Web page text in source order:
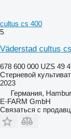
cultus cs 400
5
Väderstad cultus
678 600 000 UZS 49
Стерневой
2023
Германия,
E-FARM GmbH
Связаться с